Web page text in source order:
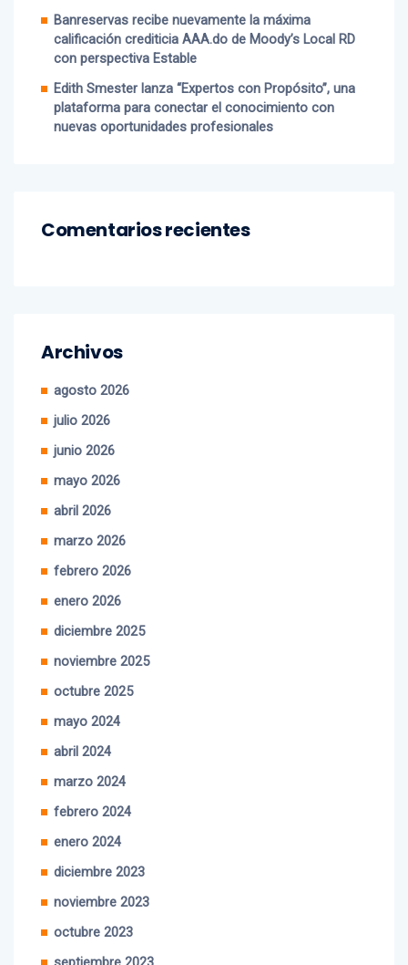
Banreservas recibe nuevamente la máxima
calificación crediticia AAA.do de Moody’s Local RD
con perspectiva Estable
Edith Smester lanza “Expertos con Propósito”, una
plataforma para conectar el conocimiento con
nuevas oportunidades profesionales
Comentarios recientes
Archivos
agosto 2026
julio 2026
junio 2026
mayo 2026
abril 2026
marzo 2026
febrero 2026
enero 2026
diciembre 2025
noviembre 2025
octubre 2025
mayo 2024
abril 2024
marzo 2024
febrero 2024
enero 2024
diciembre 2023
noviembre 2023
octubre 2023